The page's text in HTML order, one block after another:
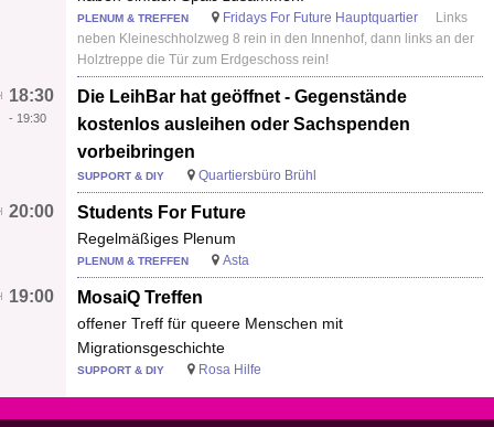
PLENUM & TREFFEN Fridays For Future Hauptquartier
Links
neben Kleineschholzweg 8 rein in den Innenhof, dann links an der
Holztreppe die Tür zum Erdgeschoss rein!
Die LeihBar hat geöffnet - Gegenstände
kostenlos ausleihen oder Sachspenden
vorbeibringen
18:30
- 19:30
SUPPORT & DIY Quartiersbüro Brühl
Students For Future
Regelmäßiges Plenum
20:00
PLENUM & TREFFEN Asta
MosaiQ Treffen
offener Treff für queere Menschen mit
Migrationsgeschichte
19:00
SUPPORT & DIY Rosa Hilfe